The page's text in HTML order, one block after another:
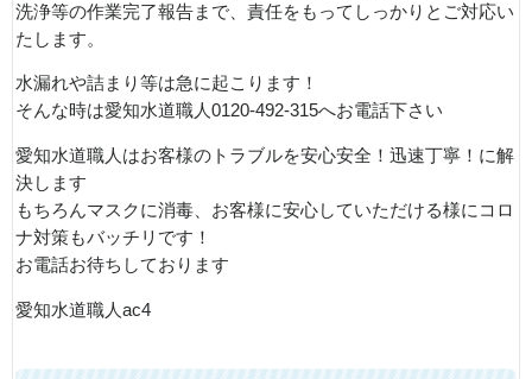
洗浄等の作業完了報告まで、責任をもってしっかりとご対応い
たします。
水漏れや詰まり等は急に起こります！
そんな時は愛知水道職人0120-492-315へお電話下さい
愛知水道職人はお客様のトラブルを安心安全！迅速丁寧！に解
決します
もちろんマスクに消毒、お客様に安心していただける様にコロ
ナ対策もバッチリです！
お電話お待ちしております
愛知水道職人ac4